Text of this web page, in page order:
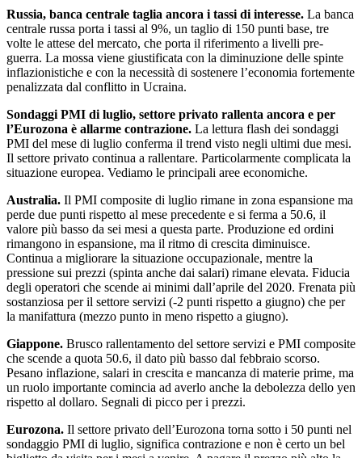
Russia, banca centrale taglia ancora i tassi di interesse. La banca
centrale russa porta i tassi al 9%, un taglio di 150 punti base, tre
volte le attese del mercato, che porta il riferimento a livelli pre-
guerra. La mossa viene giustificata con la diminuzione delle spinte
inflazionistiche e con la necessità di sostenere l’economia fortemente
penalizzata dal conflitto in Ucraina.
Sondaggi PMI di luglio, settore privato rallenta ancora e per
l’Eurozona è allarme contrazione. La lettura flash dei sondaggi
PMI del mese di luglio conferma il trend visto negli ultimi due mesi.
Il settore privato continua a rallentare. Particolarmente complicata la
situazione europea. Vediamo le principali aree economiche.
Australia. Il PMI composite di luglio rimane in zona espansione ma
perde due punti rispetto al mese precedente e si ferma a 50.6, il
valore più basso da sei mesi a questa parte. Produzione ed ordini
rimangono in espansione, ma il ritmo di crescita diminuisce.
Continua a migliorare la situazione occupazionale, mentre la
pressione sui prezzi (spinta anche dai salari) rimane elevata. Fiducia
degli operatori che scende ai minimi dall’aprile del 2020. Frenata più
sostanziosa per il settore servizi (-2 punti rispetto a giugno) che per
la manifattura (mezzo punto in meno rispetto a giugno).
Giappone. Brusco rallentamento del settore servizi e PMI composite
che scende a quota 50.6, il dato più basso dal febbraio scorso.
Pesano inflazione, salari in crescita e mancanza di materie prime, ma
un ruolo importante comincia ad averlo anche la debolezza dello yen
rispetto al dollaro. Segnali di picco per i prezzi.
Eurozona. Il settore privato dell’Eurozona torna sotto i 50 punti nel
sondaggio PMI di luglio, significa contrazione e non è certo un bel